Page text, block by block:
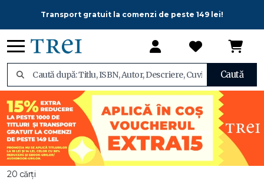
Transport gratuit la comenzi de peste 149 lei!
Caută
20 cărți